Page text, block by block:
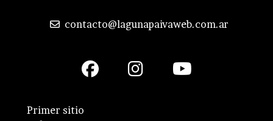
contacto@lagunapaivaweb.com.ar
Primer sitio